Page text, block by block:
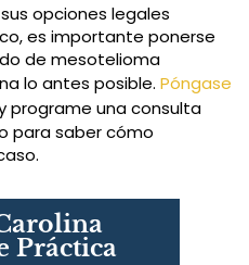
opciones legales
es importante ponerse
de mesotelioma
lo antes posible. Póngase
programe una consulta
para saber cómo
Práctica